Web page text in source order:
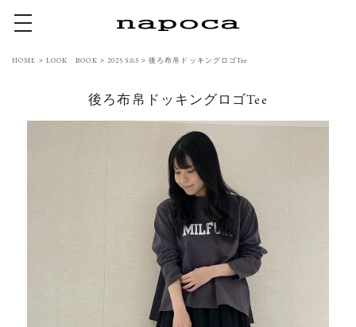
toggle navigation
HOME > LOOK BOOK > 2025 S&S>後ろ布帛ドッキングロゴTee
後ろ布帛ドッキングロゴTee